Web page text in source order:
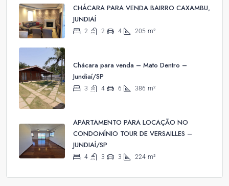
CHÁCARA PARA VENDA BAIRRO CAXAMBU,
JUNDIAÍ
2 2 4 205 m²
Chácara para venda – Mato Dentro –
Jundiaí/SP
3 4 6 386 m²
APARTAMENTO PARA LOCAÇÃO NO
CONDOMÍNIO TOUR DE VERSAILLES –
JUNDIAÍ/SP
4 3 3 224 m²